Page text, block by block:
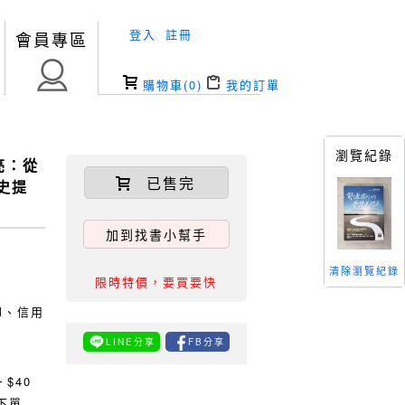
會員專區 登入 註冊
購物車(0) 我的訂單
：從
提
信用
$40
已售完
加到找書小幫手
限時特價，要買要快
LINE分享 FB分享
瀏覽紀錄
清除瀏覽紀錄